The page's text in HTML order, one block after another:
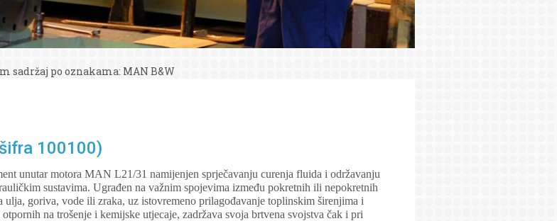
sadržaj po oznakama: MAN B&W
100100)
unutar motora MAN L21/31 namijenjen sprječavanju curenja fluida i održavanju
sustavima. Ugrađen na važnim spojevima između pokretnih ili nepokretnih
ulja, goriva, vode ili zraka, uz istovremeno prilagođavanje toplinskim širenjima i
na trošenje i kemijske utjecaje, zadržava svoja brtvena svojstva čak i pri